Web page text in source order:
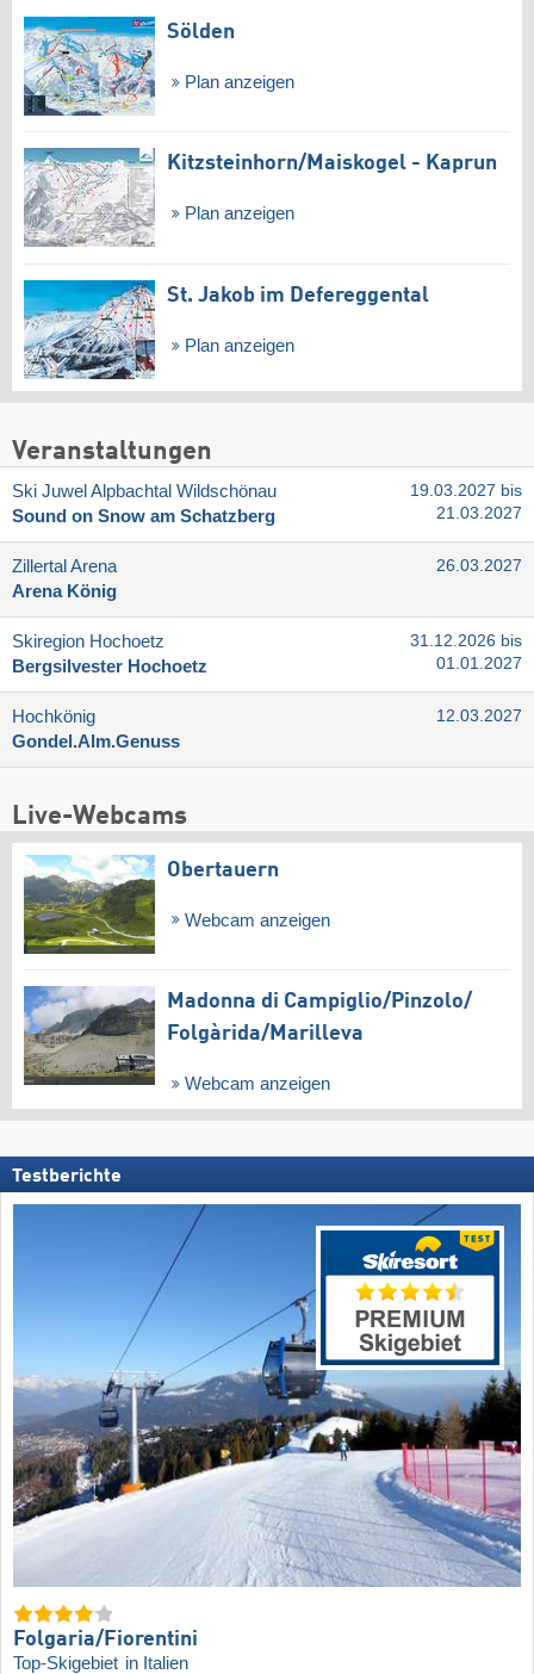
Sölden
Plan anzeigen
Kitzsteinhorn/​Maiskogel - Kaprun
Plan anzeigen
St. Jakob im Defereggental
Plan anzeigen
Veranstaltungen
Ski Juwel Alpbachtal Wildschönau
Sound on Snow am Schatzberg
19.03.2027 bis
21.03.2027
Zillertal Arena
Arena König
26.03.2027
Skiregion Hochoetz
Bergsilvester Hochoetz
31.12.2026 bis
01.01.2027
Hochkönig
Gondel.Alm.Genuss
12.03.2027
Live-Webcams
Obertauern
Webcam anzeigen
Madonna di Campiglio/​Pinzolo/​
Folgàrida/​Marilleva
Webcam anzeigen
Testberichte
Folgaria/​Fiorentini
Top-Skigebiet in Italien